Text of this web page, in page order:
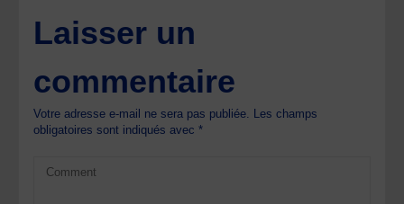
Laisser un
commentaire
Votre adresse e-mail ne sera pas publiée. Les champs
obligatoires sont indiqués avec*